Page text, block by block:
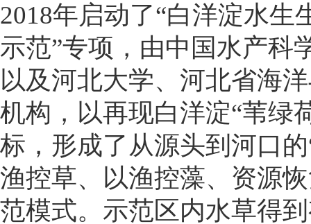
2018年启动了“白洋淀水
示范”专项，由中国水产科
以及河北大学、河北省海
机构，以再现白洋淀“苇绿
标，形成了从源头到河口
渔控草、以渔控藻、资源
范模式。示范区内水草得